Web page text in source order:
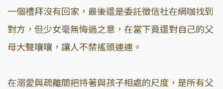
一個禮拜沒有回家，最後還是委託徵信社在網咖找到
對方，但少女毫無悔過之意，在當下竟還對自己的父
母大聲嚷嚷，讓人不禁搖頭連連。
在溺愛與疏離間把持著與孩子相處的尺度，是所有父